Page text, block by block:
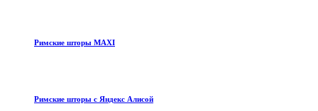
Римские шторы MAXI
Римские шторы с Яндекс Алисой